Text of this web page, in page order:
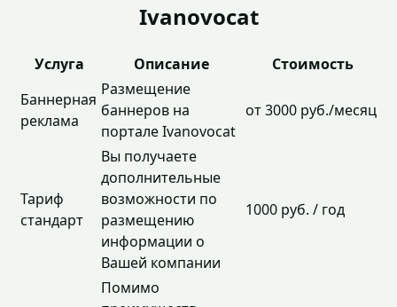
Ivanovocat
Услуга Описание
Стоимость
Баннерная
реклама
Размещение
баннеров на
портале Ivanovocat
от 3000 руб./месяц
Тариф
стандарт
Вы получаете
дополнительные
возможности по
размещению
информации о
Вашей компании
1000 руб. / год
Помимо